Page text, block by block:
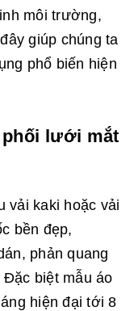
môi trường,
giúp chúng ta
phổ biến hiện
phối lưới mắt
vải kaki hoặc vải
bền đẹp,
phản quang
biệt mẫu áo
hiện đại tới 8